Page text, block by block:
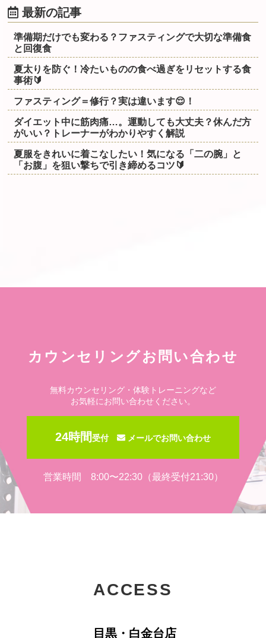
最新の記事
準備期だけでも変わる？ファスティングで大切な準備食
と回復食
夏太りを防ぐ！冷たいものの食べ過ぎをリセットする食
事術🔰
ファスティング＝修行？実は違います😌！
ダイエット中に筋肉痛…。運動しても大丈夫？休んだ方
がいい？トレーナーがわかりやすく解説
夏服をきれいに着こなしたい！気になる「二の腕」と
「お腹」を狙い撃ちで引き締めるコツ🔰
カウンセリングお問い合わせ
無料カウンセリング・体験トレーニングなど
お気軽にお問い合わせください。
24時間受付 メールでお問い合わせ
営業時間 8:00〜22:30（最終受付21:30）
ACCESS
目黒・白金台店